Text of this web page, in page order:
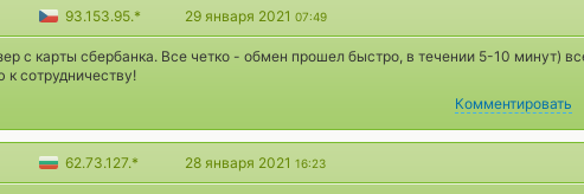
93.153.95.* 29 января 2021 07:49
с карты сбербанка. Все четко - обмен прошел быстро, в течении 5-10 минут)
к сотрудничеству!
Комментировать
62.73.127.* 28 января 2021 16:23